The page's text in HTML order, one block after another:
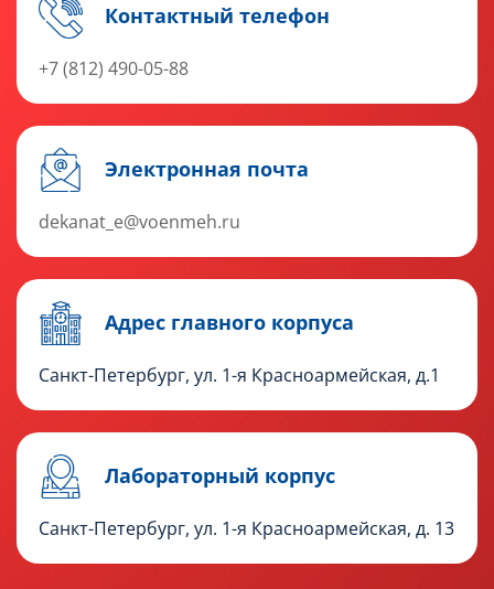
Контактный телефон
+7 (812) 490-05-88
Электронная почта
dekanat_e@voenmeh.ru
Адрес главного корпуса
Санкт-Петербург, ул. 1-я Красноармейская, д.1
Лабораторный корпус
Санкт-Петербург, ул. 1-я Красноармейская, д. 13